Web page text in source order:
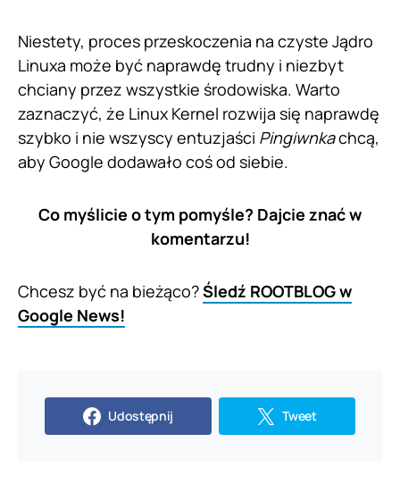
Niestety, proces przeskoczenia na czyste Jądro
Linuxa może być naprawdę trudny i niezbyt
chciany przez wszystkie środowiska. Warto
zaznaczyć, że Linux Kernel rozwija się naprawdę
szybko i nie wszyscy entuzjaści Pingiwnkachcą,
aby Google dodawało coś od siebie.
Co myślicie o tym pomyśle? Dajcie znać w
komentarzu!
Chcesz być na bieżąco?Śledź ROOTBLOG w
Google News!
Udostępnij Tweet